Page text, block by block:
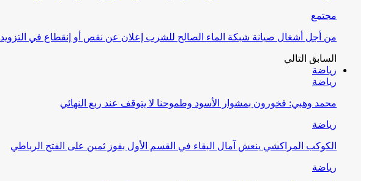
مجتمع
من أجل أشغال صيانة شبكة الماء الصالح للشرب إعلان عن نقص أو إنقطاع في التزويد
السابق التالي
رياضة
رياضة
محمد وهبي: فخورون بمشوار الأسود وطموحنا لا يتوقف عند ربع النهائي
رياضة
الكوكب المراكشي ينعش آمال البقاء في القسم الأول بفوز ثمين على الفتح الرباطي
رياضة